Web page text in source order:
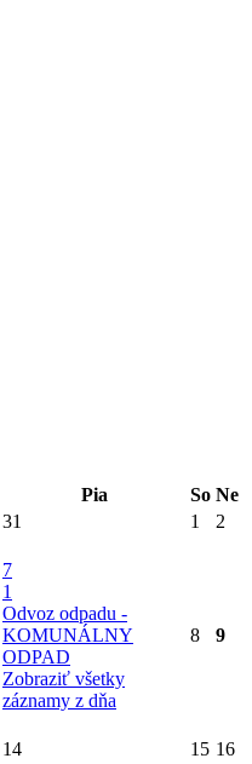
Pia So Ne
31 1 2
7
1
Odvoz odpadu -
KOMUNÁLNY
ODPAD
Zobraziť všetky
záznamy z dňa
8 9
14 15 16